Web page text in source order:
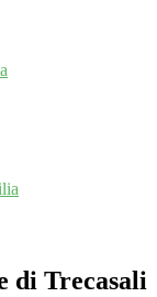
di Trecasali